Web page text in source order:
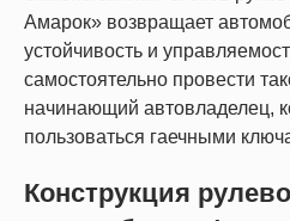
Амарок» возвращает
устойчивость и
самостоятельно провести
начинающий автовладелец,
пользоваться гаечными
Конструкция